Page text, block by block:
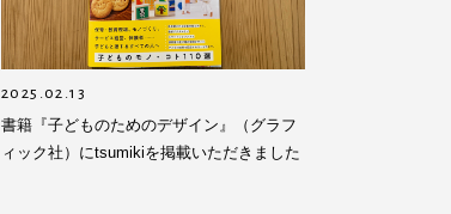
2025.02.13
書籍『子どものためのデザイン』（グラフ
ィック社）にtsumikiを掲載いただきました